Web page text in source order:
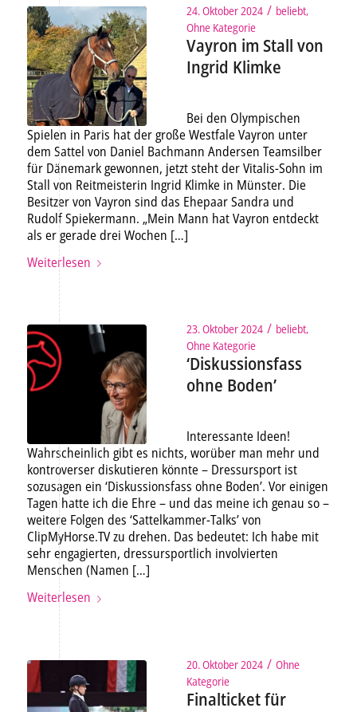
24. Oktober 2024 / beliebt,
Ohne Kategorie
Vayron im Stall von
Ingrid Klimke
Bei den Olympischen
Spielen in Paris hat der große Westfale Vayron unter
dem Sattel von Daniel Bachmann Andersen Teamsilber
für Dänemark gewonnen, jetzt steht der Vitalis-Sohn im
Stall von Reitmeisterin Ingrid Klimke in Münster. Die
Besitzer von Vayron sind das Ehepaar Sandra und
Rudolf Spiekermann. „Mein Mann hat Vayron entdeckt
als er gerade drei Wochen […]
Weiterlesen
23. Oktober 2024 / beliebt,
Ohne Kategorie
‘Diskussionsfass
ohne Boden’
Interessante Ideen!
Wahrscheinlich gibt es nichts, worüber man mehr und
kontroverser diskutieren könnte – Dressursport ist
sozusagen ein ‘Diskussionsfass ohne Boden’. Vor einigen
Tagen hatte ich die Ehre – und das meine ich genau so –
weitere Folgen des ‘Sattelkammer-Talks’ von
ClipMyHorse.TV zu drehen. Das bedeutet: Ich habe mit
sehr engagierten, dressursportlich involvierten
Menschen (Namen […]
Weiterlesen
20. Oktober 2024 / Ohne
Kategorie
Finalticket für